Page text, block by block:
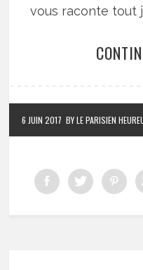
vous raconte tout
6 JUIN 2017 BY LE PARISIEN